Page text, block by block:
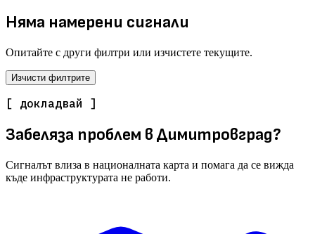
Няма намерени сигнали
Опитайте с други филтри или изчистете текущите.
Изчисти филтрите
[ докладвай ]
Забеляза проблем в Димитровград?
Сигналът влиза в националната карта и помага да се вижда
къде инфраструктурата не работи.